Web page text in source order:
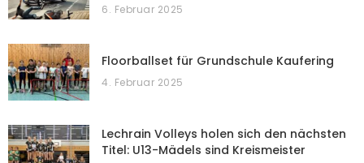
6. Februar 2025
Floorballset für Grundschule Kaufering
4. Februar 2025
Lechrain Volleys holen sich den nächsten
Titel: U13-Mädels sind Kreismeister